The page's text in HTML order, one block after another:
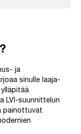
ja
sinulle laaja-
LVI-suunnittelun
painottuvat